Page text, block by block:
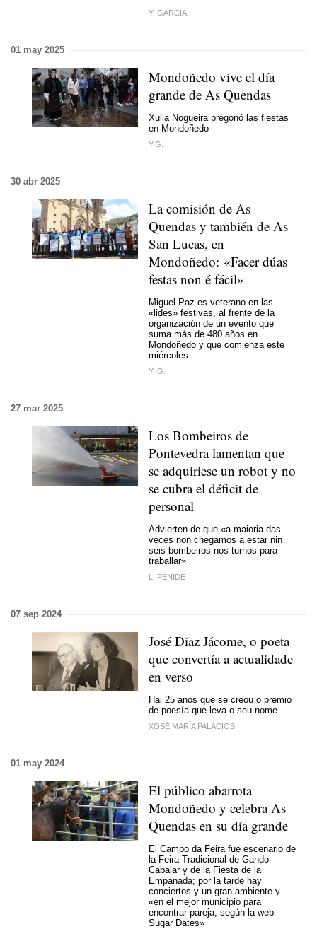
Y. GARCIA
01 may 2025
Mondoñedo vive el día
grande de As Quendas
Xulia Nogueira pregonó las fiestas
en Mondoñedo
Y.G.
30 abr 2025
La comisión de As
Quendas y también de As
San Lucas, en
Mondoñedo: «Facer dúas
festas non é fácil»
Miguel Paz es veterano en las
«lides» festivas, al frente de la
organización de un evento que
suma más de 480 años en
Mondoñedo y que comienza este
miércoles
Y. G.
27 mar 2025
Los Bombeiros de
Pontevedra lamentan que
se adquiriese un robot y no
se cubra el déficit de
personal
Advierten de que «a maioria das
veces non chegamos a estar nin
seis bombeiros nos turnos para
traballar»
L. PENIDE
07 sep 2024
José Díaz Jácome, o poeta
que convertía a actualidade
en verso
Hai 25 anos que se creou o premio
de poesía que leva o seu nome
XOSÉ MARÍA PALACIOS
01 may 2024
El público abarrota
Mondoñedo y celebra As
Quendas en su día grande
El Campo da Feira fue escenario de
la Feira Tradicional de Gando
Cabalar y de la Fiesta de la
Empanada; por la tarde hay
conciertos y un gran ambiente y
«en el mejor municipio para
encontrar pareja, según la web
Sugar Dates»